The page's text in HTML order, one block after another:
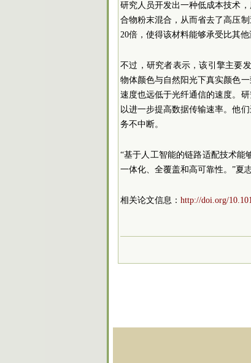
研究人员开发出一种低成本技术
合物粉末混合，从而省去了高压
20倍，使得该材料能够承受比其
不过，研究者表示，该引擎主要
物体颜色与自然阳光下真实颜色
速度也远低于光纤通信的速度。
以进一步提高数据传输速率。他
务不中断。
“基于人工智能的链路适配技术能
一体化、全覆盖和高可靠性。”夏
相关论文信息： http://doi.org/